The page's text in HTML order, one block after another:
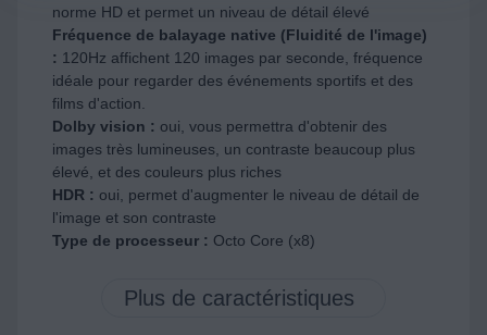
norme HD et permet un niveau de détail élevé
Fréquence de balayage native (Fluidité de l'image)
: 120Hz affichent 120 images par seconde, fréquence
idéale pour regarder des événements sportifs et des
films d'action.
Dolby vision : oui, vous permettra d'obtenir des
images très lumineuses, un contraste beaucoup plus
élevé, et des couleurs plus riches
HDR : oui, permet d'augmenter le niveau de détail de
l'image et son contraste
Type de processeur : Octo Core (x8)